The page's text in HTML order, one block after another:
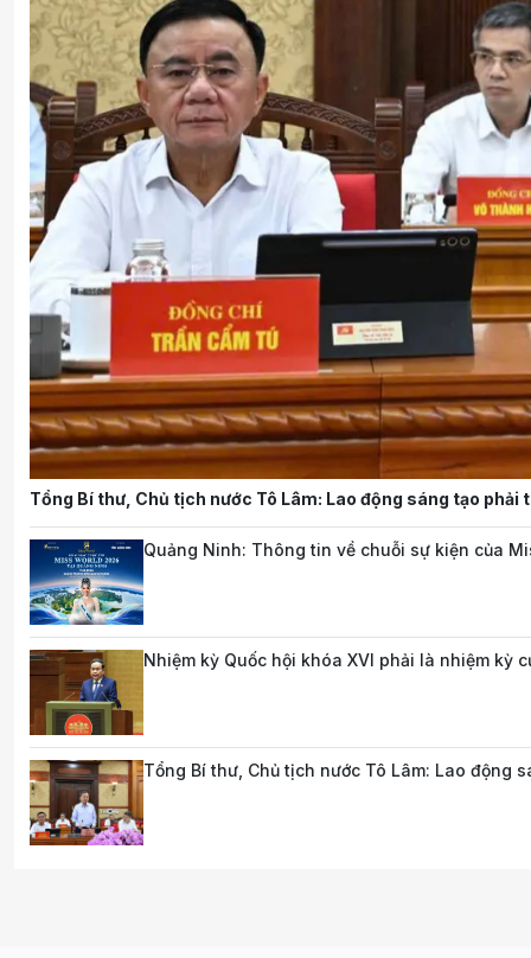
Tổng Bí thư, Chủ tịch nước Tô Lâm: Lao động sáng tạo
Quảng Ninh: Thông tin về chuỗi sự kiện của
Nhiệm kỳ Quốc hội khóa XVI phải là nhiệm kỳ
Tổng Bí thư, Chủ tịch nước Tô Lâm: Lao động